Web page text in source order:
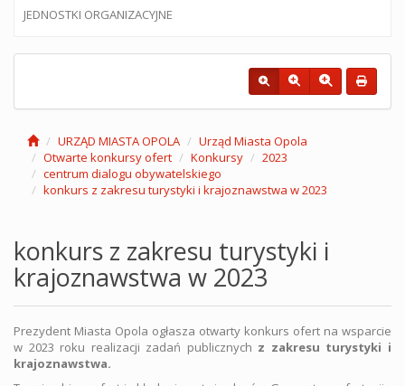
JEDNOSTKI ORGANIZACYJNE
URZĄD MIASTA OPOLA
Urząd Miasta Opola
Otwarte konkursy ofert
Konkursy
2023
centrum dialogu obywatelskiego
konkurs z zakresu turystyki i krajoznawstwa w 2023
konkurs z zakresu turystyki i
krajoznawstwa w 2023
Prezydent Miasta Opola ogłasza otwarty konkurs ofert na wsparcie
w 2023 roku realizacji zadań publicznych z zakresu turystyki i
krajoznawstwa.